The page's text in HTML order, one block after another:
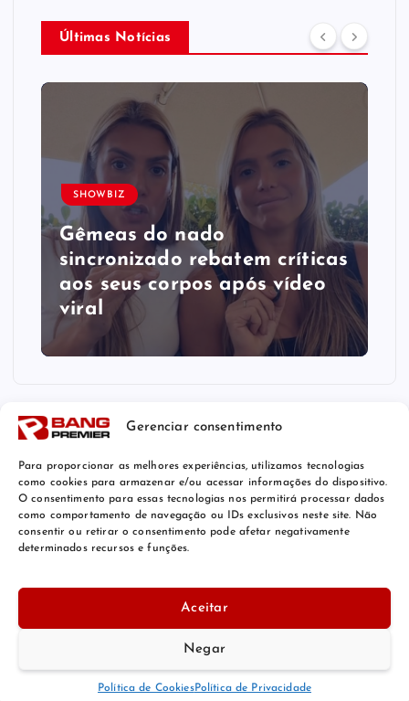
Gerenciar consentimento
Para proporcionar as melhores experiências, utilizamos tecnologias
como cookies para armazenar e/ou acessar informações do dispositivo.
O consentimento para essas tecnologias nos permitirá processar dados
como comportamento de navegação ou IDs exclusivos neste site. Não
consentir ou retirar o consentimento pode afetar negativamente
determinados recursos e funções.
Aceitar
Negar
Política de CookiesPolítica de Privacidade
Últimas Notícias
SHOWBIZ
Gêmeas do nado
sincronizado rebatem críticas
​a​os seus corpos após vídeo
viral
De volta ao topo